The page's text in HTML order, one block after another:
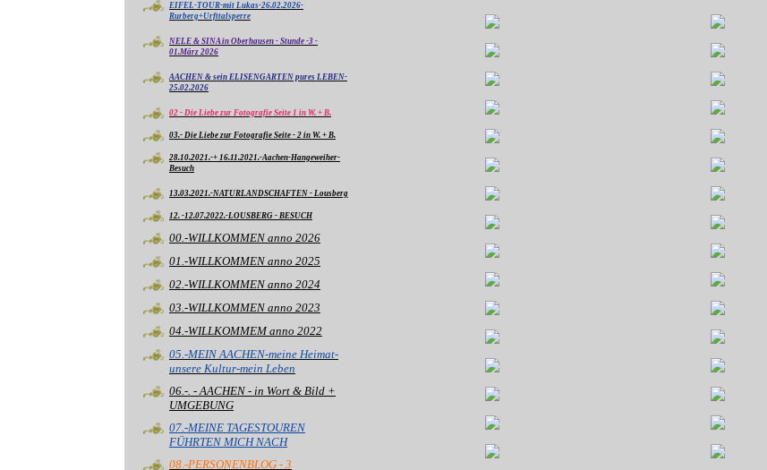
EIFEL-TOUR-mit Lukas-26.02.2026-
Rurberg+Urfttalsperre
NELE & SINA in Oberhausen - Stunde -3 -
01.März 2026
AACHEN & sein ELISENGARTEN pures LEBEN-
25.02.2026
02 - Die Liebe zur Fotografie Seite 1 in W. + B.
03.- Die Liebe zur Fotografie Seite - 2 in W. + B.
28.10.2021.-+ 16.11.2021.-Aachen-Hangeweiher-
Besuch
13.03.2021.-NATURLANDSCHAFTEN - Lousberg
12. -12.07.2022.-LOUSBERG - BESUCH
00.-WILLKOMMEN anno 2026
01.-WILLKOMMEN anno 2025
02.-WILLKOMMEN anno 2024
03.-WILLKOMMEN anno 2023
04.-WILLKOMMEM anno 2022
05.-MEIN AACHEN-meine Heimat-
unsere Kultur-mein Leben
06.-. - AACHEN - in Wort & Bild +
UMGEBUNG
07.-MEINE TAGESTOUREN
FÜHRTEN MICH NACH
08.-PERSONENBLOG - 3